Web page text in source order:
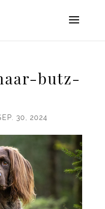
butz-
30, 2024